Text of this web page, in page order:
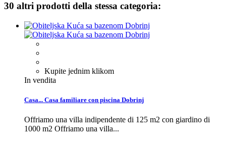
30 altri prodotti della stessa categoria:
Kupite jednim klikom
In vendita
Casa... Casa familiare con piscina Dobrinj
Offriamo una villa indipendente di 125 m2 con giardino di
1000 m2 Offriamo una villa...